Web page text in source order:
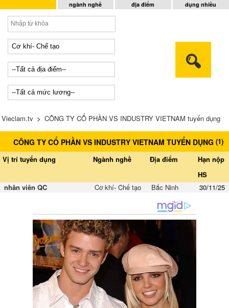
ngành nghề
địa điểm
dụng nhiều
Vieclam.tv > CÔNG TY CỔ PHẦN VS INDUSTRY VIETNAM tuyển dụng
CÔNG TY CỔ PHẦN VS INDUSTRY VIETNAM TUYỂN DỤNG (1)
Vị trí tuyển dụng
Ngành nghề Địa điểm
Hạn nộp
HS
nhân viên QC
Cơ khí- Chế tạo Bắc Ninh 30/11/25